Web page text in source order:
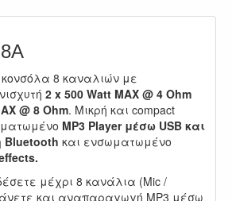
κονσόλα 8 καναλιών με
2 x 500 Watt MAX @ 4 Ohm
@ 8 Ohm. Μικρή και compact
MP3 Player μέσω USB και
Bluetooth και ενσωματωμένο
cts.
μέχρι 8 κανάλια (Mic /
και αναπαραγωγή MP3 μέσω